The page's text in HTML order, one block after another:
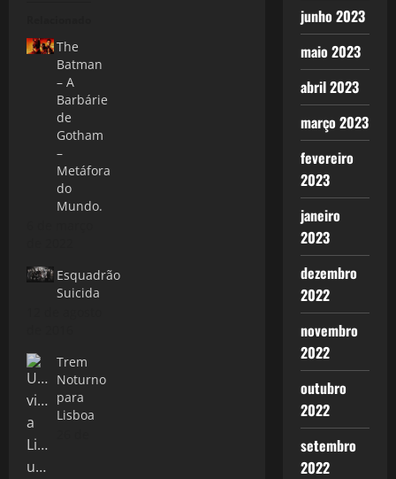
The
Batman
– A
Barbárie
de
Gotham
–
Metáfora
do
Mundo.
Esquadrão
Suicida
Trem
Noturno
para
Lisboa
junho 2023
maio 2023
abril 2023
março 2023
fevereiro
2023
janeiro
2023
dezembro
2022
novembro
2022
outubro
2022
setembro
2022